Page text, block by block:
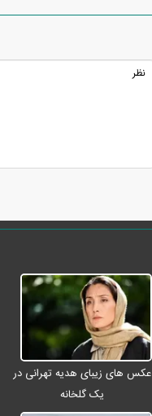
عکس های زیبای هدیه تهرانی در
یک گلخانه